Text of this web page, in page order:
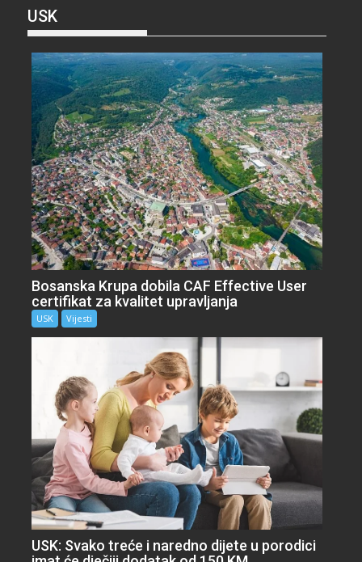
USK
Bosanska Krupa dobila CAF Effective User
certifikat za kvalitet upravljanja
USK Vijesti
USK: Svako treće i naredno dijete u porodici